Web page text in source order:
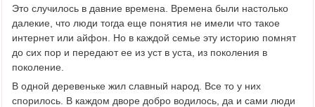
Это случилось в давние времена. Времена были настолько
далекие, что люди тогда еще понятия не имели что такое
интернет или айфон. Но в каждой семье эту историю помнят
до сих пор и передают ее из уст в уста, из поколения в
поколение.
В одной деревеньке жил славный народ. Все то у них
спорилось. В каждом дворе добро водилось, да и сами люди